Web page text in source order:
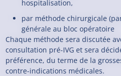
hospitalisation,
par méthode chirurgicale
générale au bloc opératoire
Chaque méthode sera discutée
consultation pré-IVG et sera
préférence, du terme de la
contre-indications médicales.